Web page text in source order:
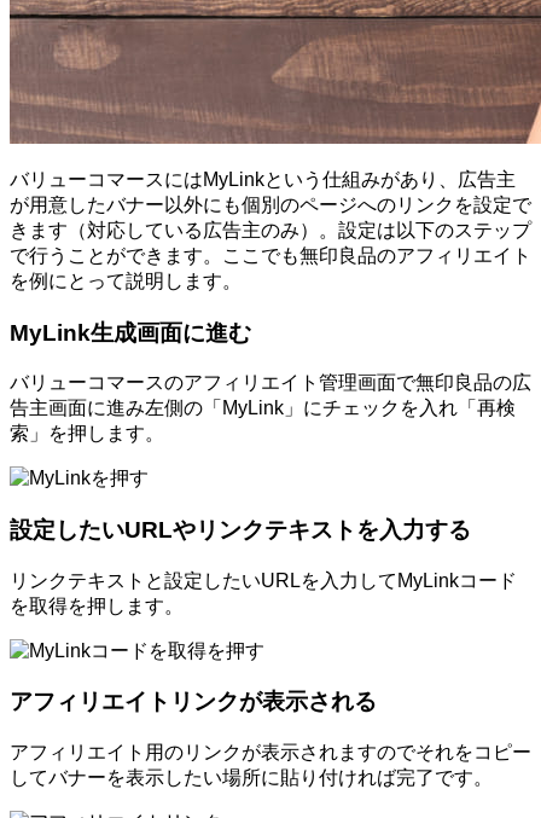
バリューコマースにはMyLinkという仕組みがあり、広告主
が用意したバナー以外にも個別のページへのリンクを設定で
きます（対応している広告主のみ）。設定は以下のステップ
で行うことができます。ここでも無印良品のアフィリエイト
を例にとって説明します。
MyLink生成画面に進む
バリューコマースのアフィリエイト管理画面で無印良品の広
告主画面に進み左側の「MyLink」にチェックを入れ「再検
索」を押します。
設定したいURLやリンクテキストを入力する
リンクテキストと設定したいURLを入力してMyLinkコード
を取得を押します。
アフィリエイトリンクが表示される
アフィリエイト用のリンクが表示されますのでそれをコピー
してバナーを表示したい場所に貼り付ければ完了です。